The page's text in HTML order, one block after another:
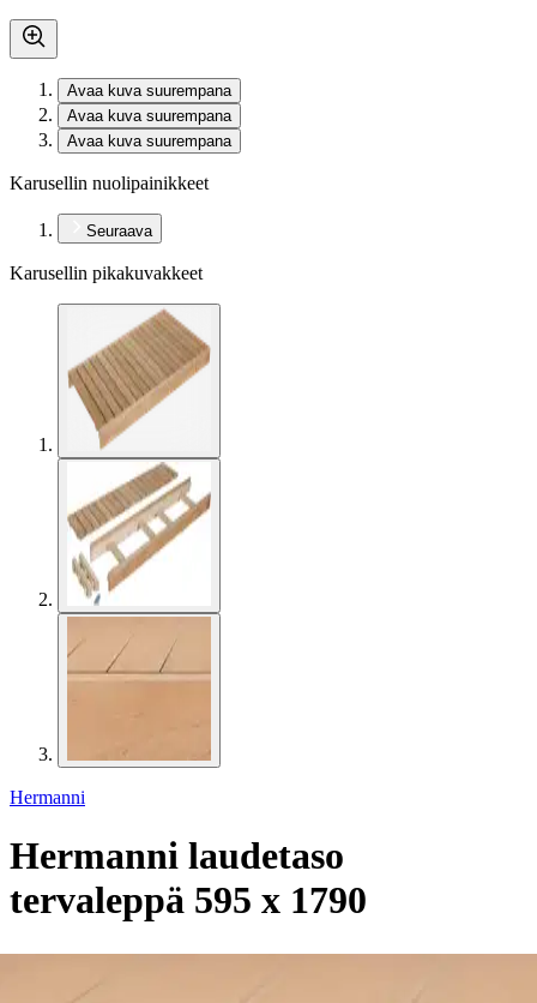
Avaa kuva suurempana
Avaa kuva suurempana
Avaa kuva suurempana
Karusellin nuolipainikkeet
Seuraava
Karusellin pikakuvakkeet
Hermanni
Hermanni laudetaso
tervaleppä 595 x 1790